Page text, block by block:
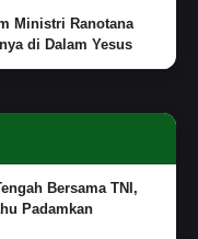
Ministri Ranotana
di Dalam Yesus
Bersama TNI,
Padamkan